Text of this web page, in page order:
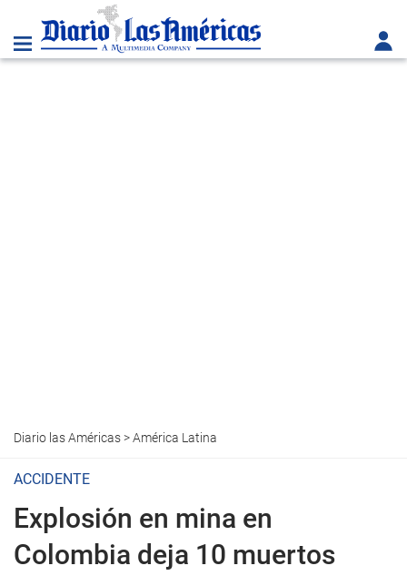
Diario las Américas>América Latina
ACCIDENTE
Explosión en mina en
Colombia deja 10 muertos